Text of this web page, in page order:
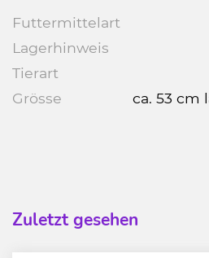
Futtermittelart
Lagerhinweis
Tierart
Grösse
ca. 53 cm
Zuletzt gesehen